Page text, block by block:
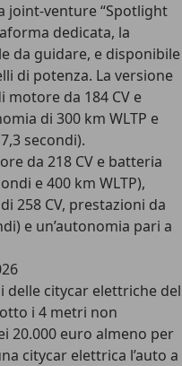
joint-venture “Spotlight
dedicata, la
da guidare, e disponibile
di potenza. La versione
motore da 184 CV e
di 300 km WLTP e
secondi).
da 218 CV e batteria
e400 km WLTP),
258 CV, prestazioni da
e un’autonomia pari a
delle citycar elettriche del
i 4 metri non
20.000 euro almeno per
citycar elettrica l’auto a